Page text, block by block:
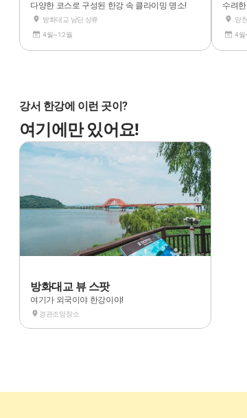
다양한 코스로 구성된 한강 속 클라이밍 명소!
방화대교 남단 상류
4월~12월
수려
양
4월
강서 한강에 이런 곳이?
여기에만 있어요!
방화대교 뷰 스팟
여기가 외국이야 한강이야!
경관조망장소